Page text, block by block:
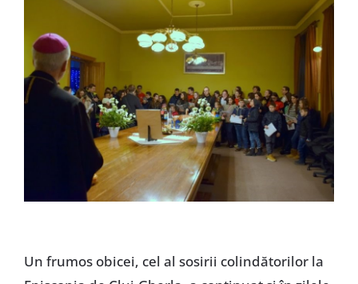
Un frumos obicei, cel al sosirii colindătorilor la